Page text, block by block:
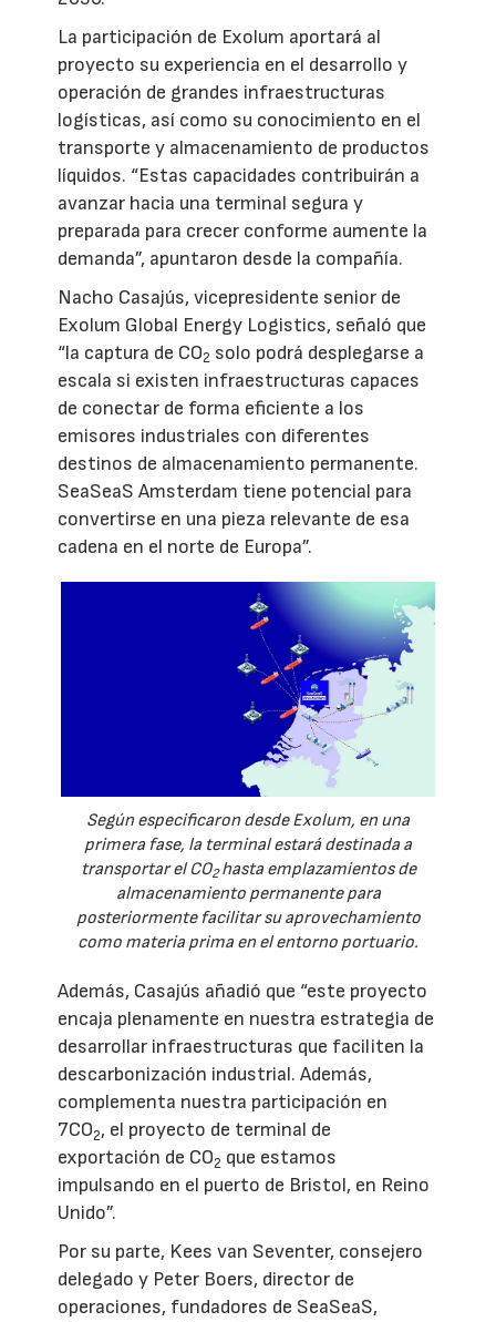
La participación de Exolum aportará al
proyecto su experiencia en el desarrollo y
operación de grandes infraestructuras
logísticas, así como su conocimiento en el
transporte y almacenamiento de productos
líquidos. “Estas capacidades contribuirán a
avanzar hacia una terminal segura y
preparada para crecer conforme aumente la
demanda”, apuntaron desde la compañía.
Nacho Casajús, vicepresidente senior de
Exolum Global Energy Logistics, señaló que
“la captura de CO2 solo podrá desplegarse a
escala si existen infraestructuras capaces
de conectar de forma eficiente a los
emisores industriales con diferentes
destinos de almacenamiento permanente.
SeaSeaS Amsterdam tiene potencial para
convertirse en una pieza relevante de esa
cadena en el norte de Europa”.
Según especificaron desde Exolum, en una
primera fase, la terminal estará destinada a
transportar el CO2hasta emplazamientos de
almacenamiento permanente para
posteriormente facilitar su aprovechamiento
como materia prima en el entorno portuario.
Además, Casajús añadió que “este proyecto
encaja plenamente en nuestra estrategia de
desarrollar infraestructuras que faciliten la
descarbonización industrial. Además,
complementa nuestra participación en
7CO2, el proyecto de terminal de
exportación de CO2 que estamos
impulsando en el puerto de Bristol, en Reino
Unido”.
Por su parte, Kees van Seventer, consejero
delegado y Peter Boers, director de
operaciones, fundadores de SeaSeaS,